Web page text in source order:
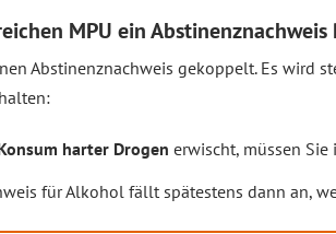
MPU ein
Abstinenznachweis gekoppelt. Es wird
harter Drogen erwischt, müssen Sie
für Alkohol fällt spätestens dann an,